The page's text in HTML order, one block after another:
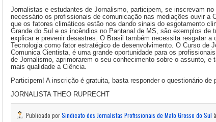
Jornalistas e estudantes de Jornalismo, participem, se inscrevam
necessário os profissionais de comunicação nas mediações ouvir a
que os fatores climáticos estão nos dando sinais do esgotamento
Grande do Sul e os incêndios no Pantanal de MS, são exemplos de
explicar e prevenir desastres. O Brasil também necessita resgatar a
Tecnologia como fator estratégico de desenvolvimento. O Curso de
Comunica Cientista, é uma grande oportunidade para os
de Jornalismo, aprimorarem o seu conhecimento sobre o assunto, e
mais qualidade a Ciência.
Participem! A inscrição é gratuita, basta responder o questionário de
JORNALISTA THEO RUPRECHT
Publicado porSindicato dos Jornalistas Profissionais de Mato Grosso do Sul